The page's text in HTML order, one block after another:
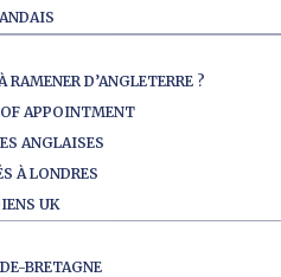
D’ANGLETERRE ?
APPOINTMENT
ANGLAISES
À LONDRES
UK
BRETAGNE